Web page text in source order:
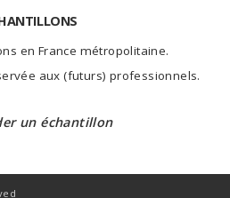
en France métropolitaine.
aux (futurs) professionnels.
un échantillon